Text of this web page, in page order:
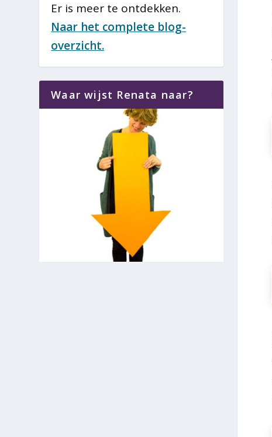
Er is meer te ontdekken.
Naar het complete blog-
overzicht.
Waar wijst Renata naar?